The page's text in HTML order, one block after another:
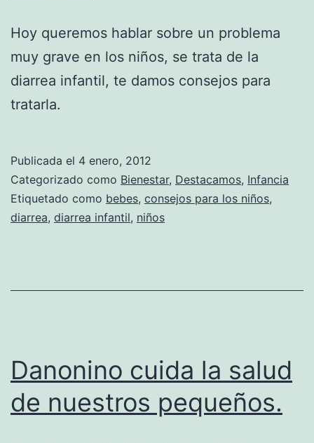
Hoy queremos hablar sobre un problema
muy grave en los niños, se trata de la
diarrea infantil, te damos consejos para
tratarla.
Publicada el 4 enero, 2012
Categorizado como Bienestar, Destacamos, Infancia
Etiquetado como bebes, consejos para los niños,
diarrea, diarrea infantil, niños
Danonino cuida la salud
de nuestros pequeños.